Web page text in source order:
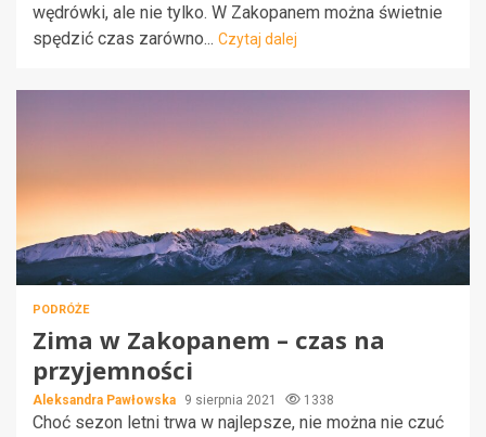
wędrówki, ale nie tylko. W Zakopanem można świetnie
spędzić czas zarówno... Czytaj dalej
PODRÓŻE
Zima w Zakopanem – czas na
przyjemności
Aleksandra Pawłowska 9 sierpnia 2021 1338
Choć sezon letni trwa w najlepsze, nie można nie czuć